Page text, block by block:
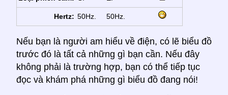
Hertz: 50Hz. 50Hz.
Nếu bạn là người am hiểu về điện, có lẽ biểu đồ
trước đó là tất cả những gì bạn cần. Nếu đây
không phải là trường hợp, bạn có thể tiếp tục
đọc và khám phá những gì biểu đồ đang nói!